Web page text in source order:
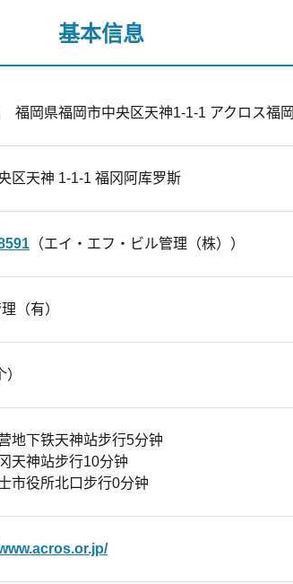
基本信息
福岡県福岡市中央区天神1-1-1 アクロス福岡
区天神 1-1-1 福冈阿库罗斯
（エイ・エフ・ビル管理（株））
（有）
地下铁天神站步行5分钟
天神站步行10分钟
市役所北口步行0分钟